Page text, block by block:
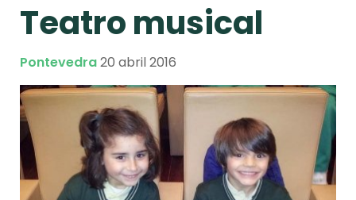
Teatro musical
Pontevedra20 abril 2016